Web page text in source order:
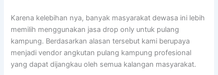
Karena kelebihan nya, banyak masyarakat dewasa ini lebih
memilih menggunakan jasa drop only untuk pulang
kampung. Berdasarkan alasan tersebut kami berupaya
menjadi vendor angkutan pulang kampung profesional
yang dapat dijangkau oleh semua kalangan masyarakat.